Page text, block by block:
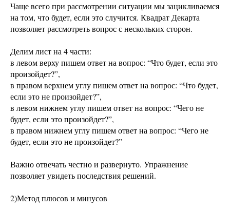
Чаще всего при рассмотрении ситуации мы зацикливаемся
на том, что будет, если это случится. Квадрат Декарта
позволяет рассмотреть вопрос с нескольких сторон.
Делим лист на 4 части:
в левом верху пишем ответ на вопрос: “Что будет, если это
произойдет?”,
в правом верхнем углу пишем ответ на вопрос: “Что будет,
если это не произойдет?”,
в левом нижнем углу пишем ответ на вопрос: “Чего не
будет, если это произойдет?”,
в правом нижнем углу пишем ответ на вопрос: “Чего не
будет, если это не произойдет?”
Важно отвечать честно и развернуто. Упражнение
позволяет увидеть последствия решений.
2)Метод плюсов и минусов